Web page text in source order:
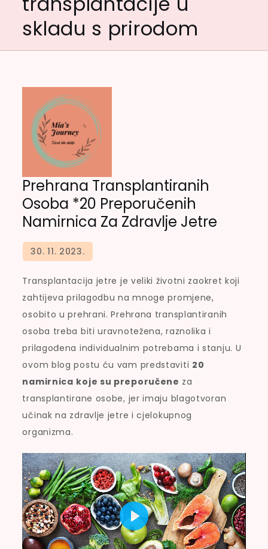
skladu s prirodom
Prehrana Transplantiranih
Osoba *20 Preporučenih
Namirnica Za Zdravlje Jetre
Transplantacija jetre je veliki životni zaokret koji
zahtijeva prilagodbu na mnoge promjene,
osobito u prehrani. Prehrana transplantiranih
osoba treba biti uravnotežena, raznolika i
prilagođena individualnim potrebama i stanju. U
ovom blog postu ću vam predstaviti 20
namirnica koje su preporučene za
transplantirane osobe, jer imaju blagotvoran
učinak na zdravlje jetre i cjelokupnog
organizma.
P
L